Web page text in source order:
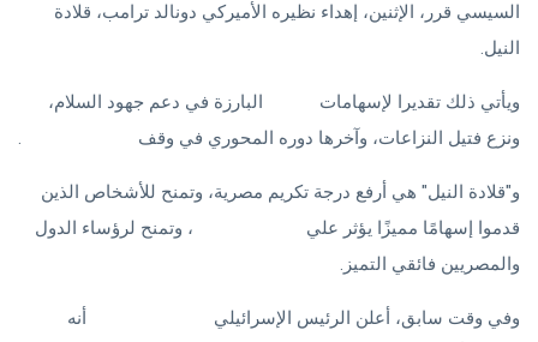
السيسي قرر، الإثنين، إهداء نظيره الأميركي دونالد ترامب، قلادة
النيل.
ويأتي ذلك تقديرا لإسهامات
البارزة في دعم جهود السلام،
ونزع فتيل النزاعات، وآخرها دوره المحوري في وقف
.
و"قلادة النيل" هي أرفع درجة تكريم مصرية، وتمنح للأشخاص الذين
قدموا إسهامًا مميزًا يؤثر علي
، وتمنح لرؤساء الدول
والمصريين فائقي التميز.
وفي وقت سابق، أعلن الرئيس الإسرائيلي
أنه